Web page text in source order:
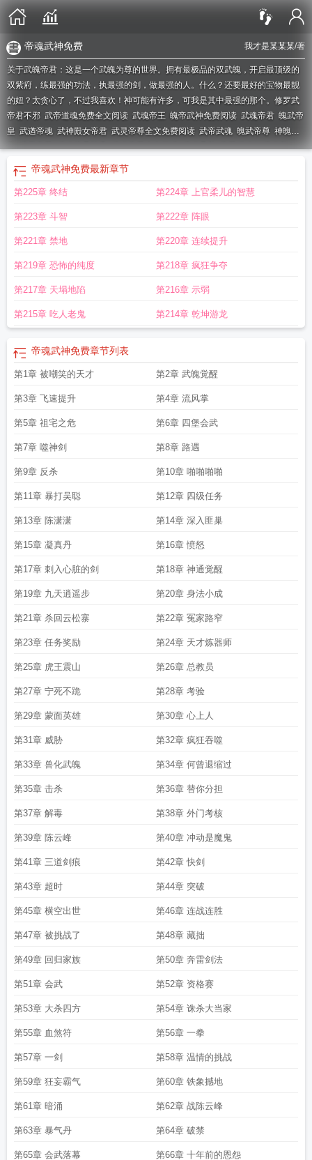
我才是某某某/著
帝魂武神免费
关于武魄帝君：这是一个武魄为尊的世界。拥有最极品的双武魄，开启最顶级的
双紫府，练最强的功法，执最强的剑，做最强的人。什么？还要最好的宝物最靓
的妞？太贪心了，不过我喜欢！神可能有许多，可我是其中最强的那个。 修罗武
帝君不邪 武帝道魂免费全文阅读 武魂帝王 魄帝武神免费阅读 武魂帝君 魄武帝
皇 武遒帝魂 武神殿女帝君 武灵帝尊全文免费阅读 武帝武魂 魄武帝尊 神魄武
帝武灵帝尊武魂帝君陆凡武魂帝尊全文阅读武魂君帝帝尊武魂2武魂帝
魄武帝皇免费阅读 魄帝武神
尊免费阅读全文
萧逸
帝魂武神免费最新章节
第225章 终结 第224章 上官柔儿的智慧
第223章 斗智 第222章 阵眼
第221章 禁地 第220章 连续提升
第219章 恐怖的纯度 第218章 疯狂争夺
第217章 天塌地陷 第216章 示弱
第215章 吃人老鬼 第214章 乾坤游龙
帝魂武神免费章节列表
第1章 被嘲笑的天才 第2章 武魄觉醒
第3章 飞速提升 第4章 流风掌
第5章 祖宅之危 第6章 四堡会武
第7章 噬神剑 第8章 路遇
第9章 反杀 第10章 啪啪啪啪
第11章 暴打吴聪 第12章 四级任务
第13章 陈潇潇 第14章 深入匪巢
第15章 凝真丹 第16章 愤怒
第17章 刺入心脏的剑 第18章 神通觉醒
第19章 九天逍遥步 第20章 身法小成
第21章 杀回云松寨 第22章 冤家路窄
第23章 任务奖励 第24章 天才炼器师
第25章 虎王震山 第26章 总教员
第27章 宁死不跪 第28章 考验
第29章 蒙面英雄 第30章 心上人
第31章 威胁 第32章 疯狂吞噬
第33章 兽化武魄 第34章 何曾退缩过
第35章 击杀 第36章 替你分担
第37章 解毒 第38章 外门考核
第39章 陈云峰 第40章 冲动是魔鬼
第41章 三道剑痕 第42章 快剑
第43章 超时 第44章 突破
第45章 横空出世 第46章 连战连胜
第47章 被挑战了 第48章 藏拙
第49章 回归家族 第50章 奔雷剑法
第51章 会武 第52章 资格赛
第53章 大杀四方 第54章 诛杀大当家
第55章 血煞符 第56章 一拳
第57章 一剑 第58章 温情的挑战
第59章 狂妄霸气 第60章 铁象撼地
第61章 暗涌 第62章 战陈云峰
第63章 暴气丹 第64章 破禁
第65章 会武落幕 第66章 十年前的恩怨